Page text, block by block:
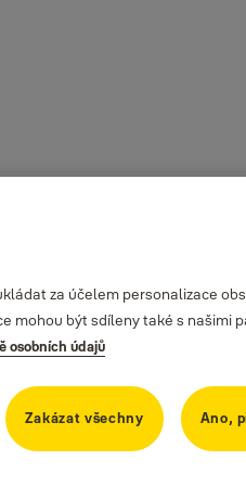
za účelem personalizace
mohou být sdíleny také s našimi
osobních údajů
Zakázat všechny Ano,